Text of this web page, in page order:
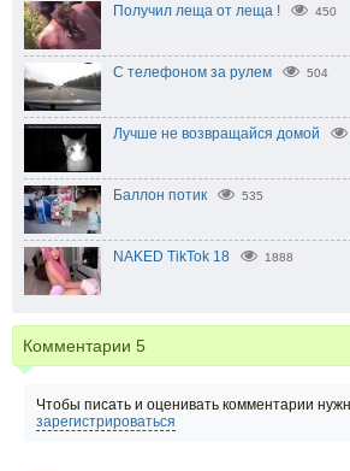
Получил леща от леща ! 450
С телефоном за рулем 504
Лучше не возвращайся домой
Баллон потик 535
NAKED TikTok 18 1888
Комментарии 5
Чтобы писать и оценивать комментарии
зарегистрироваться